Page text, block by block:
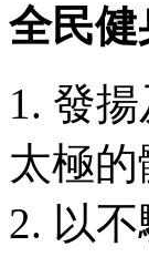
全民
1. 發
太極
2. 以